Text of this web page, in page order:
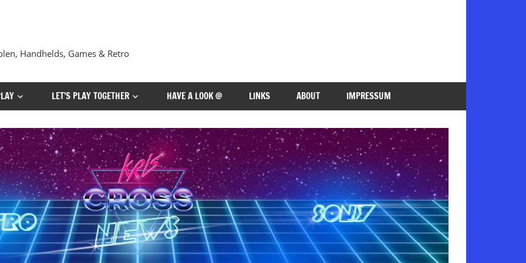
Handhelds, Games & Retro
LET’S PLAY TOGETHER HAVE A LOOK @ LINKS ABOUT IMPRESSUM